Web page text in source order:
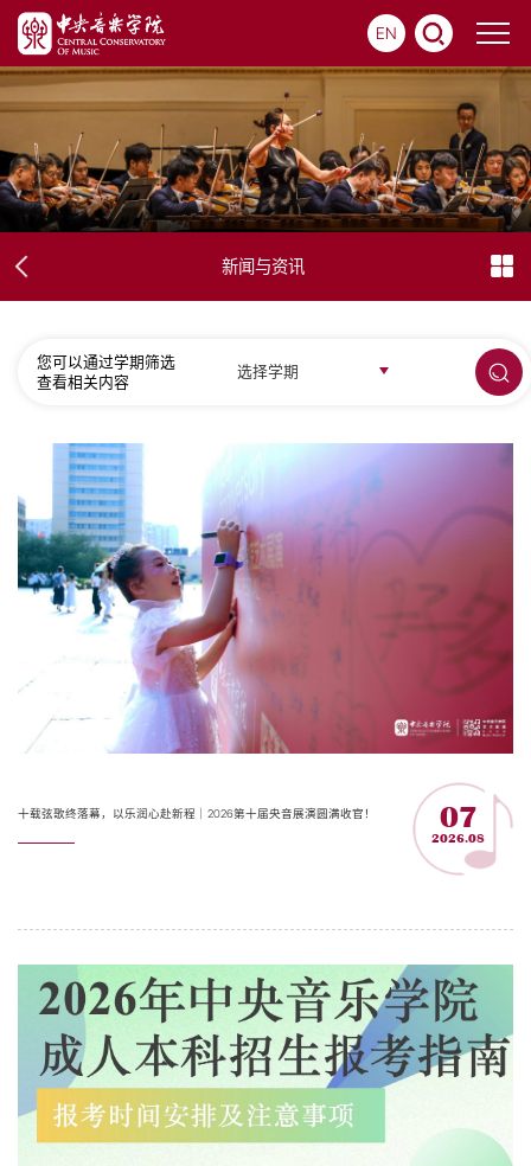
EN
新闻与资讯
您可以通过学期筛选
查看相关内容
选择学期
十载弦歌终落幕，以乐润心赴新程｜2026第十届央音展演圆满收官！ 07
2026.08